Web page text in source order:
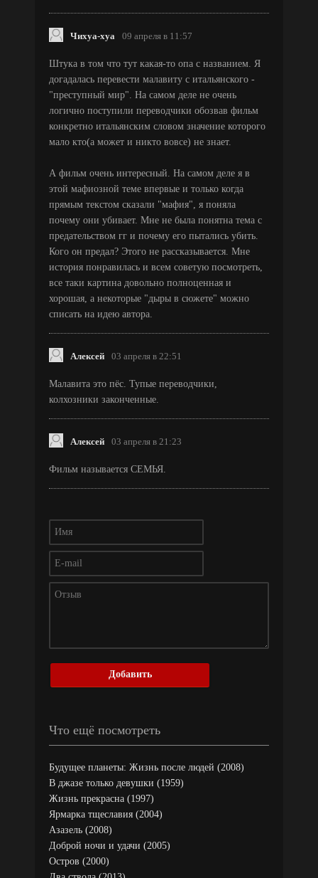
Чихуа-хуа 09 апреля в 11:57
Штука в том что тут какая-то опа с названием. Я
догадалась перевести малавиту с итальянского -
"преступный мир". На самом деле не очень
логично поступили переводчики обозвав фильм
конкретно итальянским словом значение которого
мало кто(а может и никто вовсе) не знает.
А фильм очень интересный. На самом деле я в
этой мафиозной теме впервые и только когда
прямым текстом сказали "мафия", я поняла
почему они убивает. Мне не была понятна тема с
предательством гг и почему его пытались убить.
Кого он предал? Этого не рассказывается. Мне
история понравилась и всем советую посмотреть,
все таки картина довольно полноценная и
хорошая, а некоторые "дыры в сюжете" можно
списать на идею автора.
Алексей 03 апреля в 22:51
Малавита это пёс. Тупые переводчики,
колхозники законченные.
Алексей 03 апреля в 21:23
Фильм называется СЕМЬЯ.
Добавить
Что ещё посмотреть
Будущее планеты: Жизнь после людей (2008)
В джазе только девушки (1959)
Жизнь прекрасна (1997)
Ярмарка тщеславия (2004)
Азазель (2008)
Доброй ночи и удачи (2005)
Остров (2000)